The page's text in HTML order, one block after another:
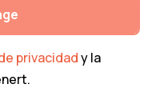
privacidady la